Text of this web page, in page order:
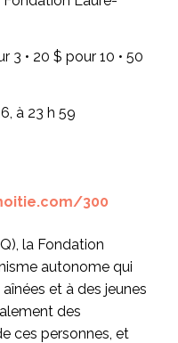
3 • 20 $ pour 10 • 50
à 23 h 59
300
la Fondation
autonome qui
et à des jeunes
des
ces personnes, et